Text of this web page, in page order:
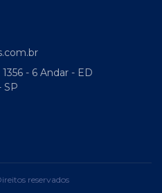
- 6 Andar - ED
SP
reservados